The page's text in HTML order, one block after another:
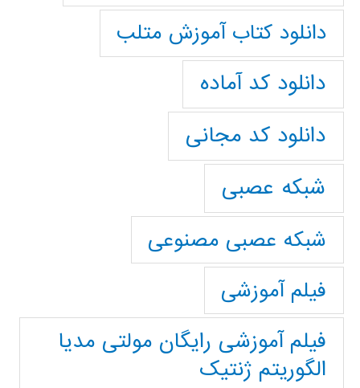
دانلود کتاب آموزش متلب
دانلود کد آماده
دانلود کد مجانی
شبکه عصبی
شبکه عصبی مصنوعی
فیلم آموزشی
فیلم آموزشی رایگان مولتی مدیا
الگوریتم ژنتیک